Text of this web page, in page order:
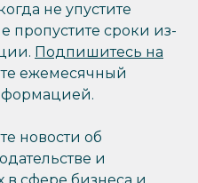
не упустите
пропустите сроки из-
Подпишитесь на
ежемесячный
новости об
и